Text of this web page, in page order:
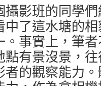
攝影班的同學
中了這水塘的
。事實上，筆
點有景沒景，
者的觀察能力